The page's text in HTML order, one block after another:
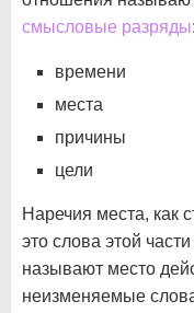
смысловые разряды:
времени
места
причины
цели
Наречия места, как
это слова этой
называют место
неизменяемые